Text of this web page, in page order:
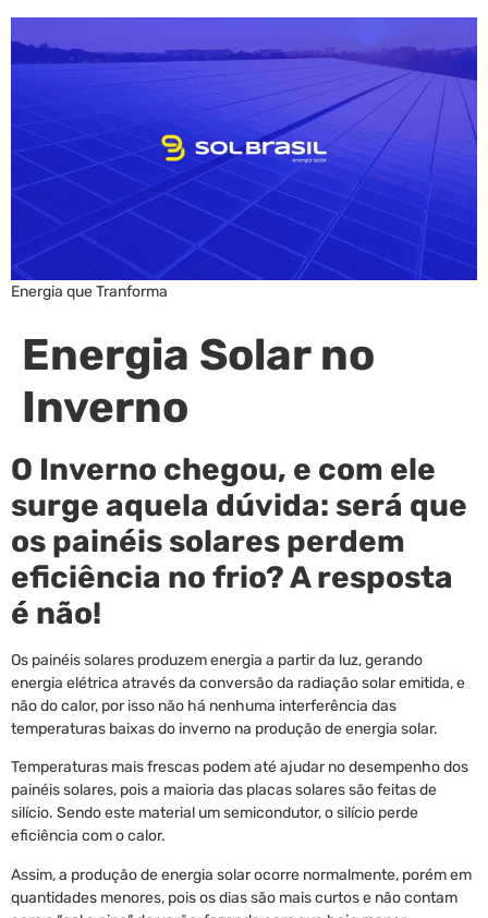
Energia que Tranforma
Energia Solar no
Inverno
O Inverno chegou, e com ele
surge aquela dúvida: será que
os painéis solares perdem
eficiência no frio? A resposta
é não!
Os painéis solares produzem energia a partir da luz, gerando
energia elétrica através da conversão da radiação solar emitida, e
não do calor, por isso não há nenhuma interferência das
temperaturas baixas do inverno na produção de energia solar.
Temperaturas mais frescas podem até ajudar no desempenho dos
painéis solares, pois a maioria das placas solares são feitas de
silício. Sendo este material um semicondutor, o silício perde
eficiência com o calor.
Assim, a produção de energia solar ocorre normalmente, porém em
quantidades menores, pois os dias são mais curtos e não contam